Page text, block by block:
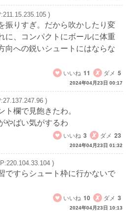
)
振りすぎ。だから吹かしたり変
に、コンパクトにボールに体重
向への鋭いシュートにはならな
いいね 11 ダメ 5
2024年04月23日 00:17
)
ト欄で見飽きたわ。
やばい気がするわ
いいね 3 ダメ 23
2024年04月23日 01:32
)
ですらシュート枠に行かないで
いいね 10 ダメ 3
2024年04月23日 10:13